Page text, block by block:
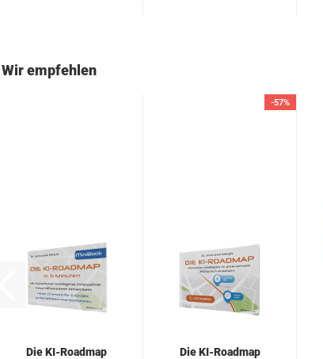
Wir empfehlen
Die KI-​Road­map
-57%
Die KI-​Road­map